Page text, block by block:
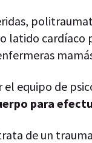
latido cardíaco
equipo de
para
de un